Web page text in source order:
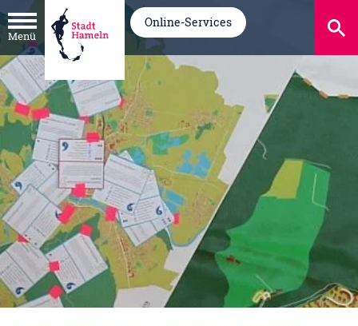
Menü
Online-Services